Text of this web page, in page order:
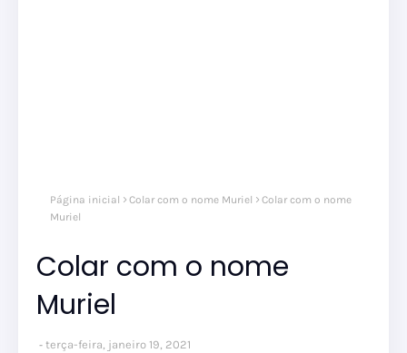
Página inicial Colar com o nome Muriel
Colar com o nome
Muriel
Colar com o nome
Muriel
terça-feira, janeiro 19, 2021